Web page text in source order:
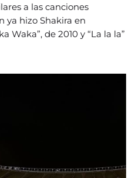
a las canciones
ya hizo Shakira en
Waka”, de 2010 y “La la la”